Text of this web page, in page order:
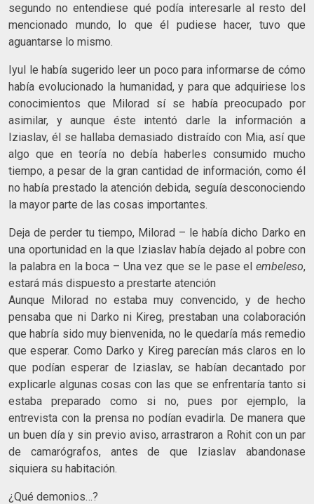
segundo no entendiese qué podía interesarle al resto del
mencionado mundo, lo que él pudiese hacer, tuvo que
aguantarse lo mismo.
Iyul le había sugerido leer un poco para informarse de cómo
había evolucionado la humanidad, y para que adquiriese los
conocimientos que Milorad sí se había preocupado por
asimilar, y aunque éste intentó darle la información a
Iziaslav, él se hallaba demasiado distraído con Mia, así que
algo que en teoría no debía haberles consumido mucho
tiempo, a pesar de la gran cantidad de información, como él
no había prestado la atención debida, seguía desconociendo
la mayor parte de las cosas importantes.
Deja de perder tu tiempo, Milorad – le había dicho Darko en
una oportunidad en la que Iziaslav había dejado al pobre con
la palabra en la boca – Una vez que se le pase el embeleso,
estará más dispuesto a prestarte atención
Aunque Milorad no estaba muy convencido, y de hecho
pensaba que ni Darko ni Kireg, prestaban una colaboración
que habría sido muy bienvenida, no le quedaría más remedio
que esperar. Como Darko y Kireg parecían más claros en lo
que podían esperar de Iziaslav, se habían decantado por
explicarle algunas cosas con las que se enfrentaría tanto si
estaba preparado como si no, pues por ejemplo, la
entrevista con la prensa no podían evadirla. De manera que
un buen día y sin previo aviso, arrastraron a Rohit con un par
de camarógrafos, antes de que Iziaslav abandonase
siquiera su habitación.
¿Qué demonios…?